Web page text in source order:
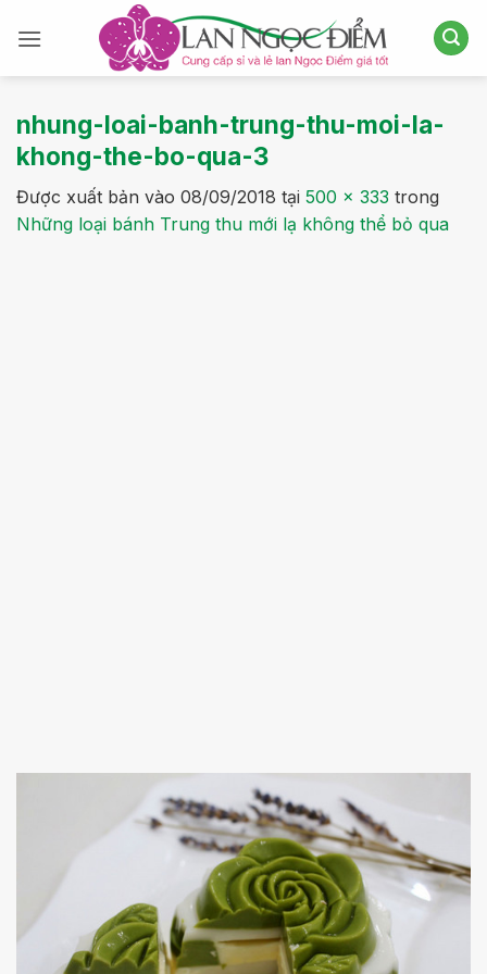
qua
nhung-loai-banh-trung-thu-moi-la-
khong-the-bo-qua-3
Được xuất bản vào 08/09/2018 tại 500 × 333 trong
Những loại bánh Trung thu mới lạ không thể bỏ qua